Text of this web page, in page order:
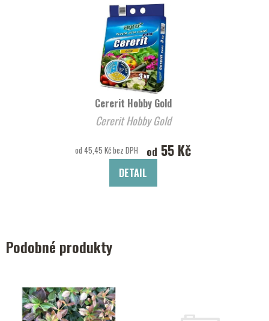
Cererit Hobby Gold
Cererit Hobby Gold
od 45,45 Kč bez DPH od 55 Kč
DETAIL
Podobné produkty